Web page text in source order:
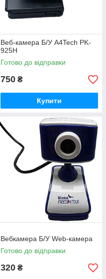
Веб-камера Б/У A4Tech PK-
925H
Готово до відправки
750 ₴
Купити
Вебкамера Б/У Web-камера
Готово до відправки
320 ₴